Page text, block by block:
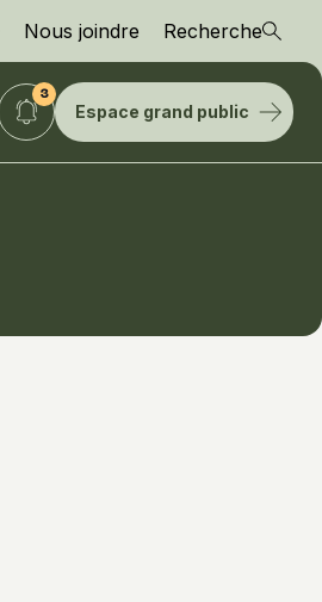
Nous joindre Recherche
Espace grand public